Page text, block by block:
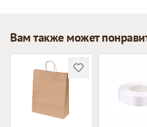
Вам также может